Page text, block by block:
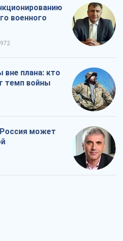
военного
972
вне плана: кто
темп войны
Россия может